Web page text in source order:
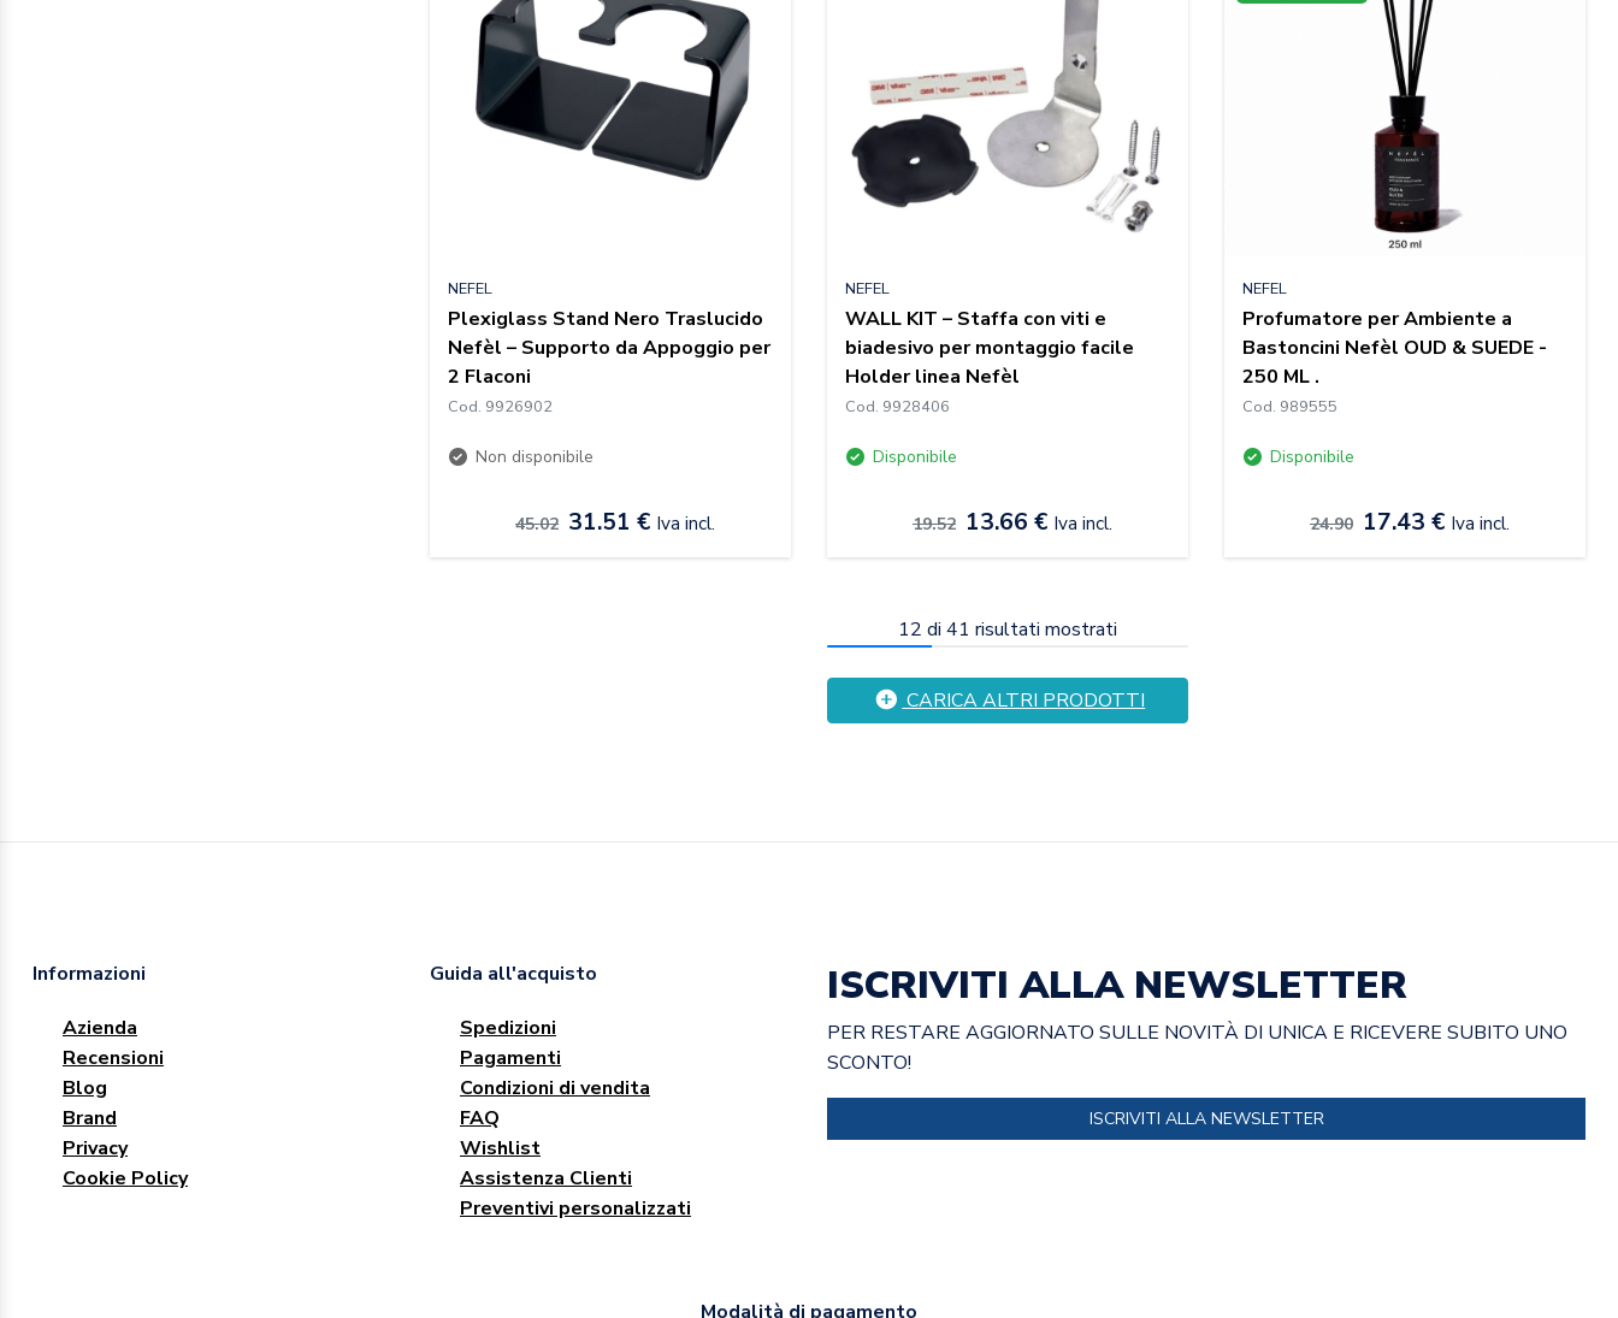
NEFEL
Plexiglass Stand Nero Traslucido
Nefèl – Supporto da Appoggio per
2 Flaconi
Cod. 9926902
Non disponibile
45.02 31.51 € Iva incl.
NEFEL
WALL KIT – Staffa con viti e
biadesivo per montaggio facile
Holder linea Nefèl
Cod. 9928406
Disponibile
19.52 13.66 € Iva incl.
NEFEL
Profumatore per Ambiente a
Bastoncini Nefèl OUD & SUEDE -
250 ML .
Cod. 989555
Disponibile
24.90 17.43 € Iva incl.
12 di 41 risultati mostrati
CARICA ALTRI PRODOTTI
Informazioni
Azienda
Recensioni
Blog
Brand
Privacy
Cookie Policy
Guida all'acquisto
Spedizioni
Pagamenti
Condizioni di vendita
FAQ
Wishlist
Assistenza Clienti
Preventivi personalizzati
ISCRIVITI ALLA NEWSLETTER
PER RESTARE AGGIORNATO SULLE NOVITÀ DI UNICA E RICEVERE SUBITO UNO
SCONTO!
ISCRIVITI ALLA NEWSLETTER
Modalità di pagamento